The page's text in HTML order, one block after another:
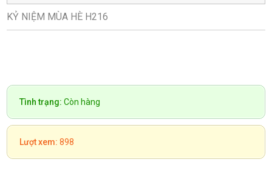
KỶ NIỆM MÙA HÈ H216
Tình trạng: Còn hàng
Lượt xem: 898